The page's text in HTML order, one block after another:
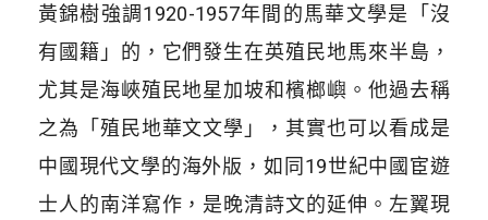
黃錦樹強調1920-1957年間的馬華文學是「沒
有國籍」的，它們發生在英殖民地馬來半島，
尤其是海峽殖民地星加坡和檳榔嶼。他過去稱
之為「殖民地華文文學」，其實也可以看成是
中國現代文學的海外版，如同19世紀中國宦遊
士人的南洋寫作，是晚清詩文的延伸。左翼現